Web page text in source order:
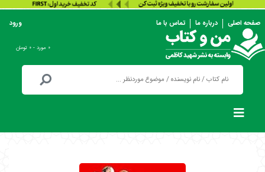
صفحه اصلی درباره ما تماس با ما ورود
۰ مورد - ۰ تومان